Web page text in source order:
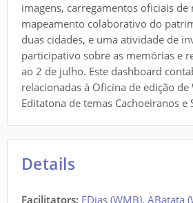
imagens, carregamentos oficiais
mapeamento colaborativo do
duas cidades, e uma atividade de
participativo sobre as memórias e
ao 2 de julho. Este dashboard
relacionadas à Oficina de edição de
Editatona de temas Cachoeiranos e
Details
Facilitators: FDias (WMB), ABatata